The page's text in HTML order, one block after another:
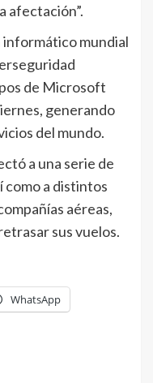
afectación”.
informático mundial
de Microsoft
generando
del mundo.
a una serie de
como a distintos
aéreas,
sus vuelos.
WhatsApp